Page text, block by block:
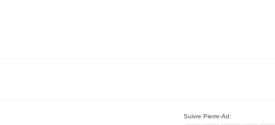
Suivre Pierre-Ad: